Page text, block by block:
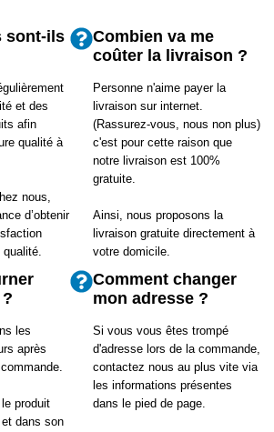
sont-ils
et des
afin
qualité à
nous,
d’obtenir
les
après
produit
dans son
Combien va me
coûter la livraison ?
Personne n'aime payer la
livraison sur internet.
(Rassurez-vous, nous non plus)
c'est pour cette raison que
notre livraison est 100%
gratuite.
Ainsi, nous proposons la
livraison gratuite directement à
votre domicile.
Comment changer
mon adresse ?
Si vous vous êtes trompé
d'adresse lors de la commande,
contactez nous au plus vite via
les informations présentes
dans le pied de page.